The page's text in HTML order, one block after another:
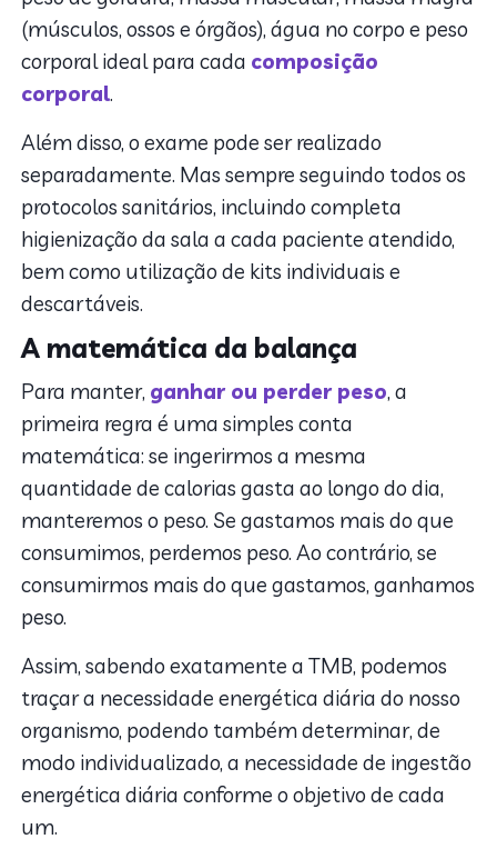
(músculos, ossos e órgãos), água no corpo e peso
corporal ideal para cada composição
corporal.
Além disso, o exame pode ser realizado
separadamente. Mas sempre seguindo todos os
protocolos sanitários, incluindo completa
higienização da sala a cada paciente atendido,
bem como utilização de kits individuais e
descartáveis.
A matemática da balança
Para manter, ganhar ou perder peso, a
primeira regra é uma simples conta
matemática: se ingerirmos a mesma
quantidade de calorias gasta ao longo do dia,
manteremos o peso. Se gastamos mais do que
consumimos, perdemos peso. Ao contrário, se
consumirmos mais do que gastamos, ganhamos
peso.
Assim, sabendo exatamente a TMB, podemos
traçar a necessidade energética diária do nosso
organismo, podendo também determinar, de
modo individualizado, a necessidade de ingestão
energética diária conforme o objetivo de cada
um.